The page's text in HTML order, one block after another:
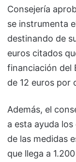
Consejería
se instrumenta
destinando de
euros citados
financiación del
de 12 euros por
Además, el
a esta ayuda
de las medidas
que llega a